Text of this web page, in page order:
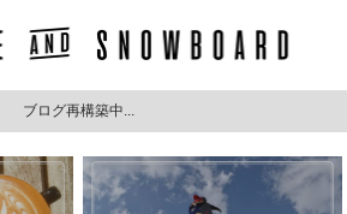
ブログ再構築中...